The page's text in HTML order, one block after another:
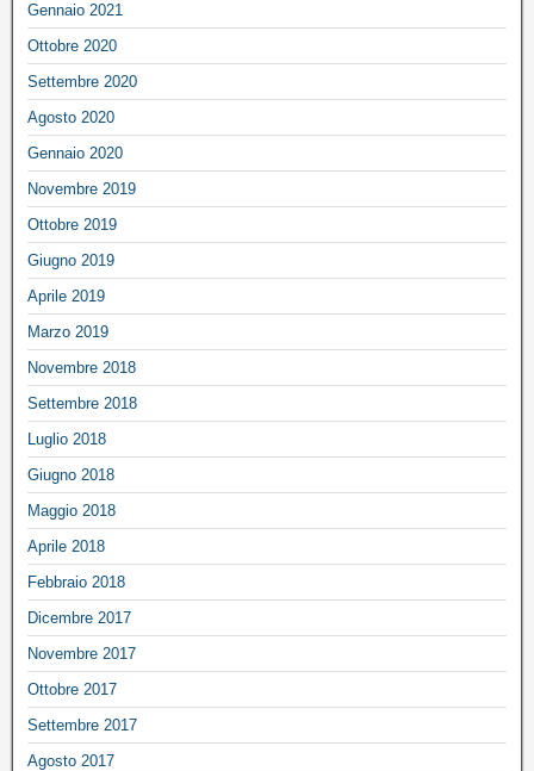
Gennaio 2021
Ottobre 2020
Settembre 2020
Agosto 2020
Gennaio 2020
Novembre 2019
Ottobre 2019
Giugno 2019
Aprile 2019
Marzo 2019
Novembre 2018
Settembre 2018
Luglio 2018
Giugno 2018
Maggio 2018
Aprile 2018
Febbraio 2018
Dicembre 2017
Novembre 2017
Ottobre 2017
Settembre 2017
Agosto 2017